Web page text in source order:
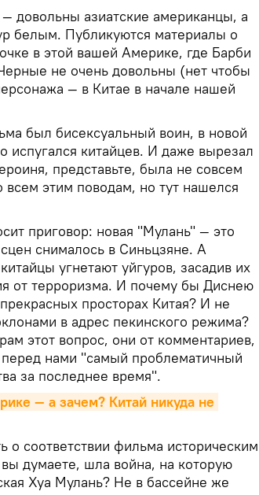
довольны азиатские американцы, а
белым. Публикуются материалы о
в этой вашей Америке, где Барби
не очень довольны (нет чтобы
— в Китае в начале нашей
был бисексуальный воин, в новой
испугался китайцев. И даже вырезал
представьте, была не совсем
этим поводам, но тут нашелся
приговор: новая "Мулань" — это
снималось в Синьцзяне. А
угнетают уйгуров, засадив их
от терроризма. И почему бы Диснею
просторах Китая? И не
в адрес пекинского режима?
этот вопрос, они от комментариев,
перед нами "самый проблематичный
за последнее время".
— а зачем? Китай никуда не
соответствии фильма историческим
думаете, шла война, на которую
Хуа Мулань? Не в бассейне же